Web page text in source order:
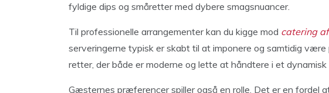
fyldige dips og småretter med dybere smagsnuancer.
Til professionelle arrangementer kan du kigge mod catering
serveringerne typisk er skabt til at imponere og samtidig være
retter, der både er moderne og lette at håndtere i et dynamisk
Gæsternes præferencer spiller også en rolle. Det er en fordel